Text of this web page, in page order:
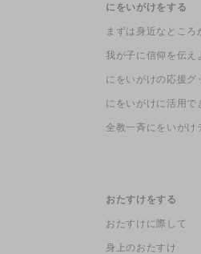
にをいがけをする
まずは身近なところ
我が子に信仰を伝え
にをいがけの応援グ
にをいがけに活用で
全教一斉にをいがけ
おたすけをする
おたすけに際して
身上のおたすけ